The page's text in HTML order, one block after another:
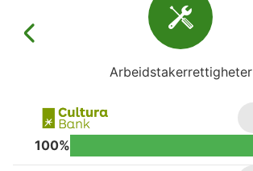
Arbeidstakerrettigheter
100%